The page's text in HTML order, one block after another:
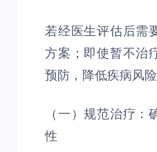
若经医生评估后需
方案；即使暂不治
预防，降低疾病风险
（一）规范治疗：
性